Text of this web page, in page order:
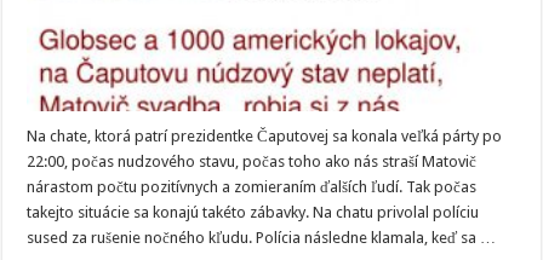
Na chate, ktorá patrí prezidentke Čaputovej sa konala veľká párty po
22:00, počas nudzového stavu, počas toho ako nás straší Matovič
nárastom počtu pozitívnych a zomieraním ďalších ľudí. Tak počas
takejto situácie sa konajú takéto zábavky. Na chatu privolal políciu
sused za rušenie nočného kľudu. Polícia následne klamala, keď sa …